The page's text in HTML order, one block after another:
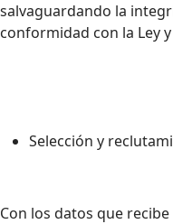
salvaguardando la
conformidad con la Ley
Selección y
Con los datos que